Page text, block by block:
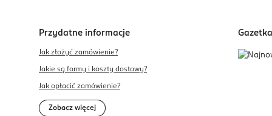
Przydatne informacje
Jak złożyć zamówienie?
Jakie są formy i koszty dostawy?
Jak opłacić zamówienie?
Zobacz więcej
Gazetka